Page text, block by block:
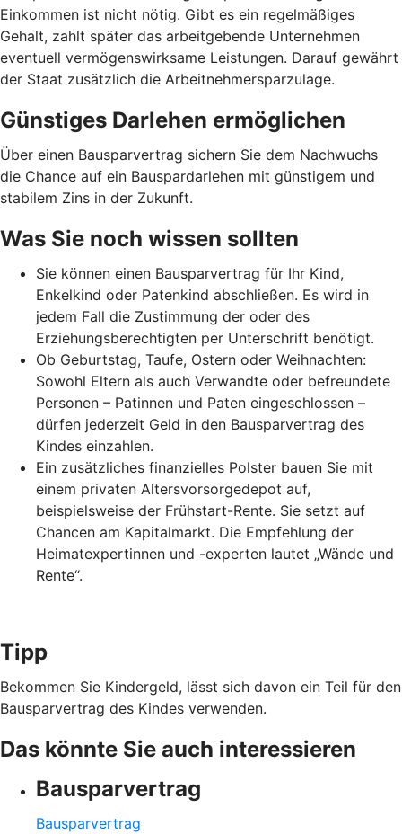
Einkommen ist nicht nötig. Gibt es ein regelmäßiges
Gehalt, zahlt später das arbeitgebende Unternehmen
eventuell vermögenswirksame Leistungen. Darauf gewährt
der Staat zusätzlich die Arbeitnehmer­spar­zulage.
Günstiges Darlehen ermöglichen
Über einen Bausparvertrag sichern Sie dem Nachwuchs
die Chance auf ein Bauspardarlehen mit günstigem und
stabilem Zins in der Zukunft.
Was Sie noch wissen sollten
Sie können einen Bausparvertrag für Ihr Kind,
Enkelkind oder Patenkind abschließen. Es wird in
jedem Fall die Zustimmung der oder des
Erziehungsberechtigten per Unterschrift benötigt.
Ob Geburtstag, Taufe, Ostern oder Weihnachten:
Sowohl Eltern als auch Verwandte oder befreundete
Personen – Patinnen und Paten eingeschlossen –
dürfen jederzeit Geld in den Bausparvertrag des
Kindes einzahlen.
Ein zusätzliches finanzielles Polster bauen Sie mit
einem privaten Altersvorsorgedepot auf,
beispielsweise der Frühstart-Rente. Sie setzt auf
Chancen am Kapitalmarkt. Die Empfehlung der
Heimatexpertinnen und -experten lautet „Wände und
Rente“.
Tipp
Bekommen Sie Kindergeld, lässt sich davon ein Teil für den
Bausparvertrag des Kindes verwenden.
Das könnte Sie auch interessieren
Bausparvertrag
Bausparvertrag